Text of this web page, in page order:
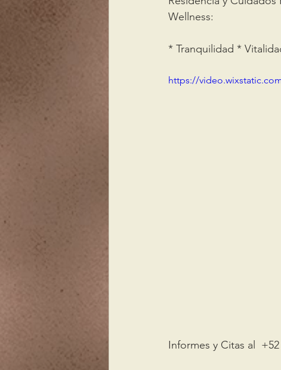
Wellness:
* Tranquilidad *
https://
Informes y Citas al  +52